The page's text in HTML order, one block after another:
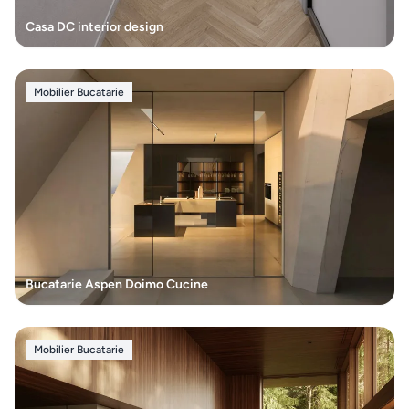
vidare
DECO
Oale
și
tigăi
Depozitare
si
organizare
dulapuri
Curățenie
și spălat
Casa DC interior design
Mobilier Bucatarie
Bucatarie Aspen Doimo Cucine
Mobilier Bucatarie